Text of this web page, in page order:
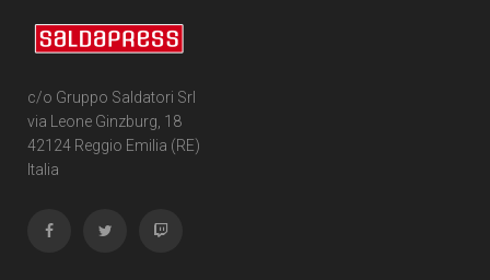
c/o Gruppo Saldatori Srl
via Leone Ginzburg, 18
42124 Reggio Emilia (RE)
Italia